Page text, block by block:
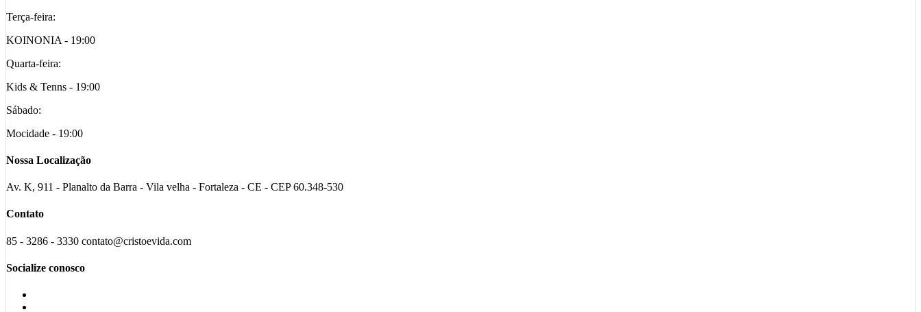
Terça-feira:
KOINONIA - 19:00
Quarta-feira:
Kids & Tenns - 19:00
Sábado:
Mocidade - 19:00
Nossa Localização
Av. K, 911 - Planalto da Barra - Vila velha - Fortaleza - CE - CEP 60.348-530
Contato
85 - 3286 - 3330 contato@cristoevida.com
Socialize conosco